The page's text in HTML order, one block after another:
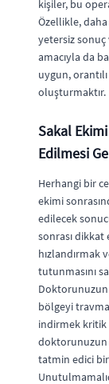
kişiler, bu
Özellikle,
yetersiz
amacıyla da
uygun,
oluşturmaktır.
Sakal
Edilmesi
Herhangi bir
ekimi
edilecek
sonrası
hızlandırmak
tutunmasını
bölgeyi
indirmek kritik
doktorunuzun
tatmin edici bir